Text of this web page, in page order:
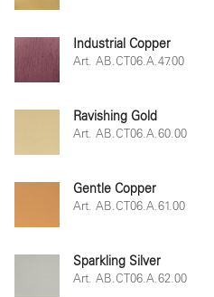
Industrial Copper
Art. AB.CT06.A.47.00
Ravishing Gold
Art. AB.CT06.A.60.00
Gentle Copper
Art. AB.CT06.A.61.00
Sparkling Silver
Art. AB.CT06.A.62.00